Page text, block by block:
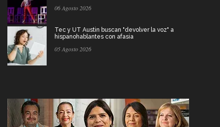
06 Agosto 2026
Tec y UT Austin buscan "devolver la voz" a
hispanohablantes con afasia
05 Agosto 2026